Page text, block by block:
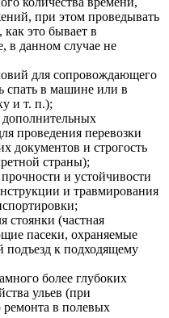
при этом проведывать
это бывает в
в данном случае не
для сопровождающего
спать в машине или в
и т. п.);
проведения перевозки
документов и строгость
страны);
и устойчивости
и травмирования
стоянки (частная
пасеки, охраняемые
подъезд к подходящему
более глубоких
ульев (при
ремонта в полевых